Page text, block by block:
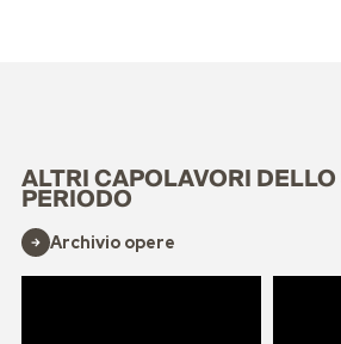
ALTRI CAPOLAVORI
PERIODO
Archivio opere